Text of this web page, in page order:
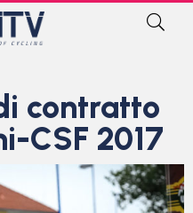
contratto
CSF 2017